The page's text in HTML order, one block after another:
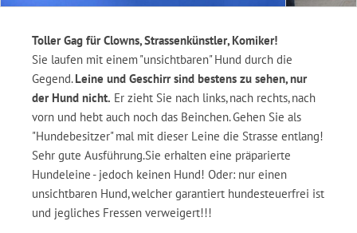
Toller Gag für Clowns, Strassenkünstler, Komiker!
Sie laufen mit einem "unsichtbaren" Hund durch die
Gegend.Leine und Geschirr sind bestens zu sehen, nur
der Hund nicht. Er zieht Sie nach links, nach rechts, nach
vorn und hebt auch noch das Beinchen. Gehen Sie als
"Hundebesitzer" mal mit dieser Leine die Strasse entlang!
Sehr gute Ausführung.Sie erhalten eine präparierte
Hundeleine - jedoch keinen Hund! Oder: nur einen
unsichtbaren Hund, welcher garantiert hundesteuerfrei ist
und jegliches Fressen verweigert!!!